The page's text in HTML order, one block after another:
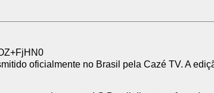
oficialmente no Brasil pela Cazé TV. A